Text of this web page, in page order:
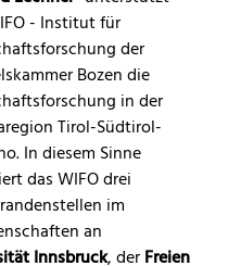
- Institut für
der
Bozen die
in der
Tirol-Südtirol-
In diesem Sinne
das WIFO drei
im
an
Innsbruck, derFreien